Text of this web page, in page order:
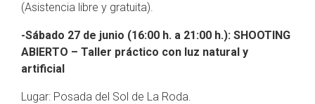
(Asistencia libre y gratuita).
-Sábado 27 de junio (16:00 h. a 21:00 h.): SHOOTING
ABIERTO – Taller práctico con luz natural y
artificial
Lugar: Posada del Sol de La Roda.